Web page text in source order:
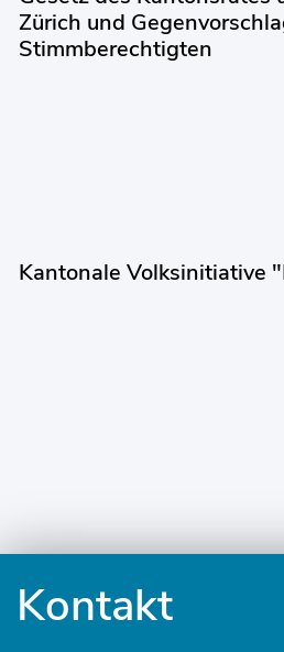
Zürich und
Stimmberechtigten
Kantonale Volksinitiative
Kontakt